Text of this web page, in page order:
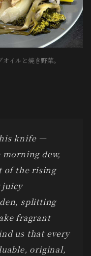
イルと焼き野菜。
knife —
dew,
of the rising
juicy
splitting
fragrant
us that every
original,